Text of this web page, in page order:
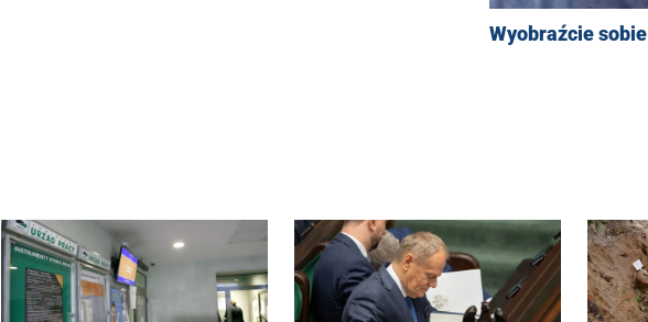
Wyobraźcie sobie